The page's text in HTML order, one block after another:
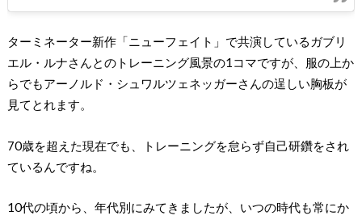
ターミネーター新作「ニューフェイト」で共演しているガブリ
エル・ルナさんとのトレーニング風景の1コマですが、服の上か
らでもアーノルド・シュワルツェネッガーさんの逞しい胸板が
見てとれます。
70歳を超えた現在でも、トレーニングを怠らず自己研鑽をされ
ているんですね。
10代の頃から、年代別にみてきましたが、いつの時代も常にか